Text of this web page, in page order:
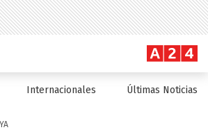
Internacionales Últimas Noticias